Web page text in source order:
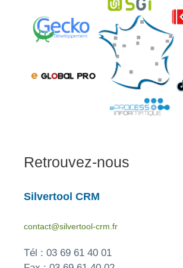
Retrouvez-nous
Silvertool CRM
contact@silvertool-crm.fr
Tél : 03 69 61 40 01